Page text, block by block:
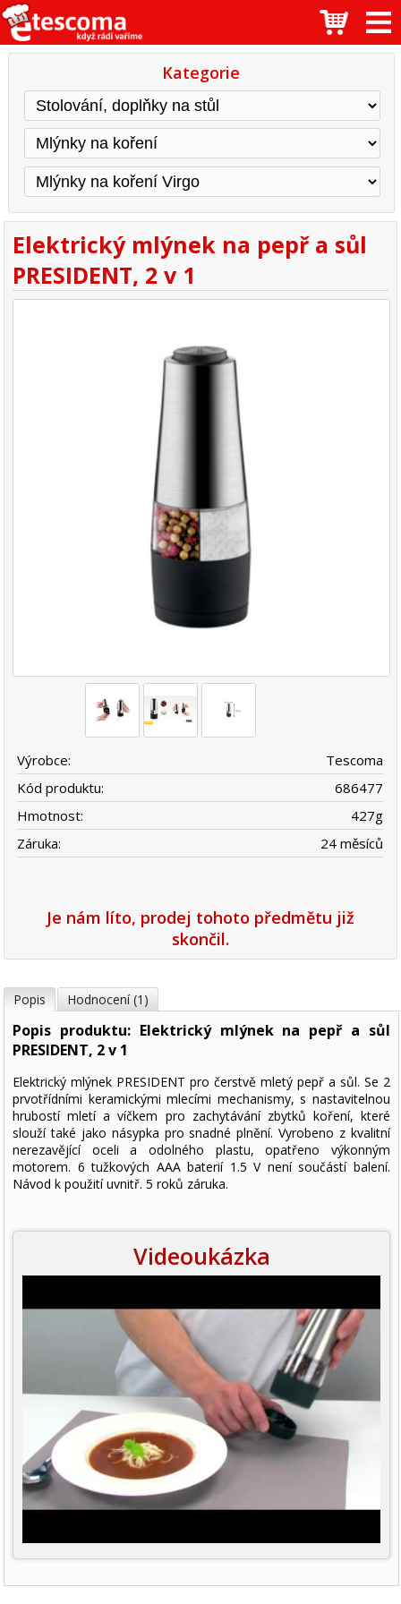
Kategorie
Elektrický mlýnek na pepř a sůl
PRESIDENT, 2 v 1
Výrobce:
Tescoma
Kód produktu:
686477
Hmotnost:
427g
Záruka:
24 měsíců
Je nám líto, prodej tohoto předmětu již
skončil.
Popis Hodnocení (1)
Popis produktu: Elektrický mlýnek na pepř a sůl
PRESIDENT, 2 v 1
Elektrický mlýnek PRESIDENT pro čerstvě mletý pepř a sůl. Se 2
prvotřídními keramickými mlecími mechanismy, s nastavitelnou
hrubostí mletí a víčkem pro zachytávání zbytků koření, které
slouží také jako násypka pro snadné plnění. Vyrobeno z kvalitní
nerezavějící oceli a odolného plastu, opatřeno výkonným
motorem. 6 tužkových AAA baterií 1.5 V není součástí balení.
Návod k použití uvnitř. 5 roků záruka.
Videoukázka